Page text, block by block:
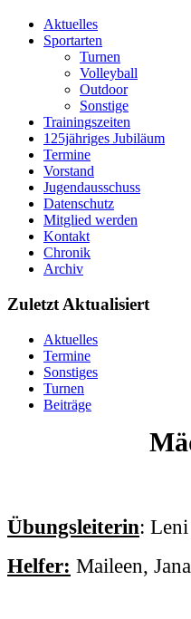
Aktuelles
Sportarten
Turnen
Volleyball
Outdoor
Sonstige
Trainingszeiten
125jähriges Jubiläum
Termine
Vorstand
Jugendausschuss
Datenschutz
Mitglied werden
Kontakt
Chronik
Archiv
Zuletzt Aktualisiert
Aktuelles
Termine
Sonstiges
Turnen
Beiträge
Übungsleiterin:
Helfer: Maileen, Jana